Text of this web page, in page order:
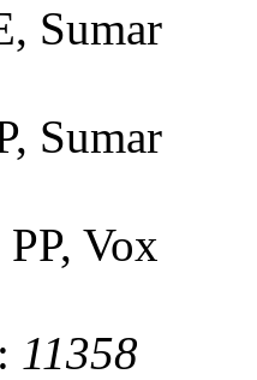
Sumar
Sumar
Vox
11358